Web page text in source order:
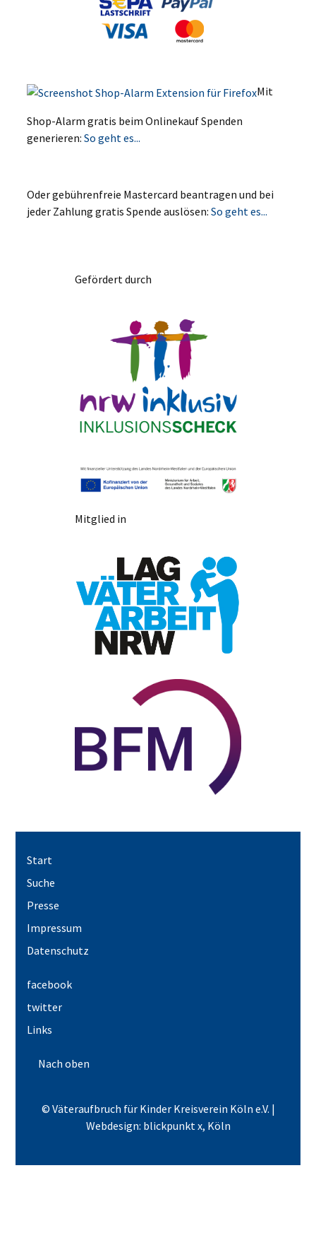
Mit
Shop-Alarm gratis beim Onlinekauf Spenden
generieren:So geht es...
Oder gebührenfreie Mastercard beantragen und bei
jeder Zahlung gratis Spende auslösen:So geht es...
Gefördert durch
Mitglied in
Start
Suche
Presse
Impressum
Datenschutz
facebook
twitter
Links
Nach oben
© Väteraufbruch für Kinder Kreisverein Köln e.V. |
Webdesign: blickpunkt x, Köln